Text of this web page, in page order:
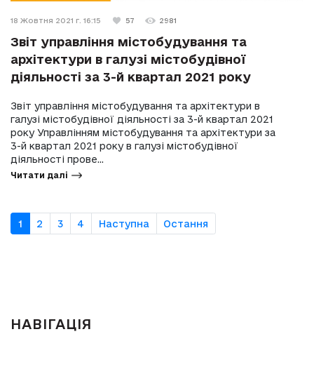
18 Жовтня 2021 г. 16:15 57 2981
Звіт управління містобудування та
архітектури в галузі містобудівної
діяльності за 3-й квартал 2021 року
Звіт управління містобудування та архітектури в
галузі містобудівної діяльності за 3-й квартал 2021
року Управлінням містобудування та архітектури за
3-й квартал 2021 року в галузі містобудівної
діяльності прове...
Читати далі
1 2 3 4 Наступна Остання
НАВІГАЦІЯ